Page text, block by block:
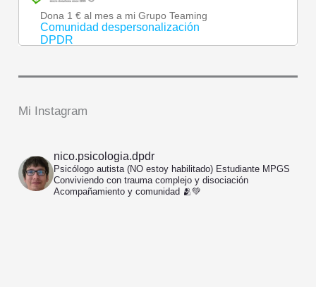
Mi Instagram
nico.psicologia.dpdr
Psicólogo autista (NO estoy habilitado) Estudiante MPGS
Conviviendo con trauma complejo y disociación
Acompañamiento y comunidad 🫂💚